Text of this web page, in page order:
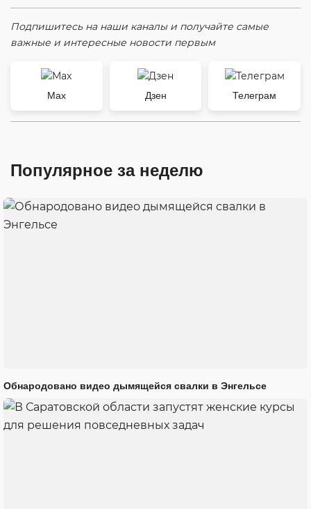
Подпишитесь на наши каналы и получайте самые
важные и интересные новости первым
Max Дзен Телеграм
Популярное за неделю
Обнародовано видео дымящейся свалки в Энгельсе